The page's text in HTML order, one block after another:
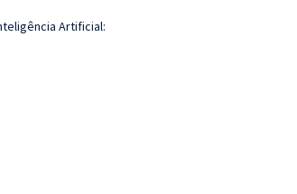
Artificial: